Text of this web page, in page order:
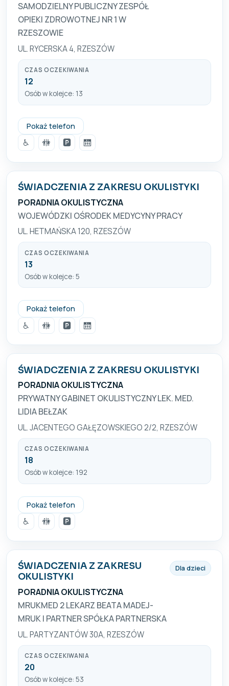
SAMODZIELNY PUBLICZNY ZESPÓŁ
OPIEKI ZDROWOTNEJ NR 1 W
RZESZOWIE
UL. RYCERSKA 4, RZESZÓW
CZAS OCZEKIWANIA
12
Osób w kolejce: 13
Pokaż telefon
+48 17 861 10 31
♿
🚻 🅿️ 🛗
ŚWIADCZENIA Z ZAKRESU OKULISTYKI
PORADNIA OKULISTYCZNA
WOJEWÓDZKI OŚRODEK MEDYCYNY PRACY
UL. HETMAŃSKA 120, RZESZÓW
CZAS OCZEKIWANIA
13
Osób w kolejce: 5
Pokaż telefon
+48 17 854 64 09; +48 17 854 67 43
♿
🚻 🅿️ 🛗
ŚWIADCZENIA Z ZAKRESU OKULISTYKI
PORADNIA OKULISTYCZNA
PRYWATNY GABINET OKULISTYCZNY LEK. MED.
LIDIA BEŁZAK
UL. JACENTEGO GAŁĘZOWSKIEGO 2/2, RZESZÓW
CZAS OCZEKIWANIA
18
Osób w kolejce: 192
Pokaż telefon
+48 17 852 87 82
♿
🚻 🅿️
ŚWIADCZENIA Z ZAKRESU
OKULISTYKI
PORADNIA OKULISTYCZNA
MRUKMED 2 LEKARZ BEATA MADEJ-
MRUK I PARTNER SPÓŁKA PARTNERSKA
UL. PARTYZANTÓW 30A, RZESZÓW
Dla dzieci
CZAS OCZEKIWANIA
20
Osób w kolejce: 53